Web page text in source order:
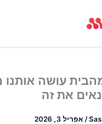
עושה אותנו
את זה
/אפריל 3, 2026